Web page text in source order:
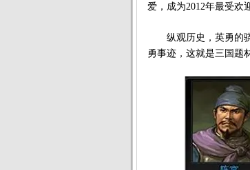
爱，成为2012年最受欢
纵观历史，英勇的骁
勇事迹，这就是三国题